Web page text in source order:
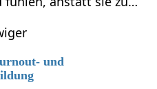
und